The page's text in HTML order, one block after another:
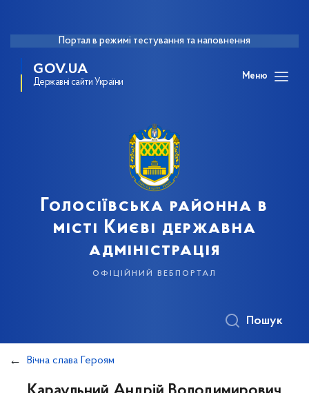
Портал в режимі тестування та наповнення
GOV.UA
Державні сайти України
Меню
Голосіївська районна в
місті Києві державна
адміністрація
офіційний вебпортал
Пошук
Вічна слава Героям